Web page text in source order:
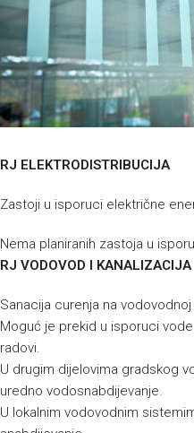
RJ ELEKTRODISTRIBUCIJA
Zastoji u isporuci električne
Nema planiranih zastoja u
RJ VODOVOD I KANALIZACIJA
Sanacija curenja na
Moguć je prekid u isporuci
radovi.
U drugim dijelovima gradskog
uredno vodosnabdijevanje.
U lokalnim vodovodnim